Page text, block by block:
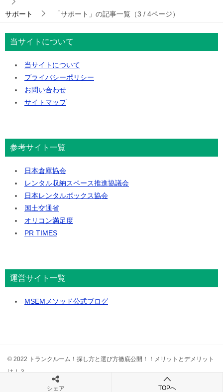
サポート 「サポート」の記事一覧（3 / 4ページ）
当サイトについて
当サイトについて
プライバシーポリシー
お問い合わせ
サイトマップ
参考サイト一覧
日本倉庫協会
レンタル収納スペース推進協議会
日本レンタルボックス協会
国土交通省
オリコン満足度
PR TIMES
運営サイト一覧
MSEMメソッド公式ブログ
© 2022 トランクルーム！探し方と選び方徹底公開！！メリットとデメリット
は！？
シェア TOPへ